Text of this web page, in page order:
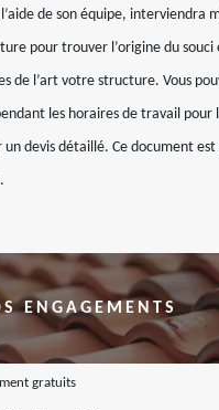
de son équipe, interviendra
pour trouver l’origine du
de l’art votre structure. Vous
les horaires de travail pour
devis détaillé. Ce document est
ENGAGEMENTS
gratuits